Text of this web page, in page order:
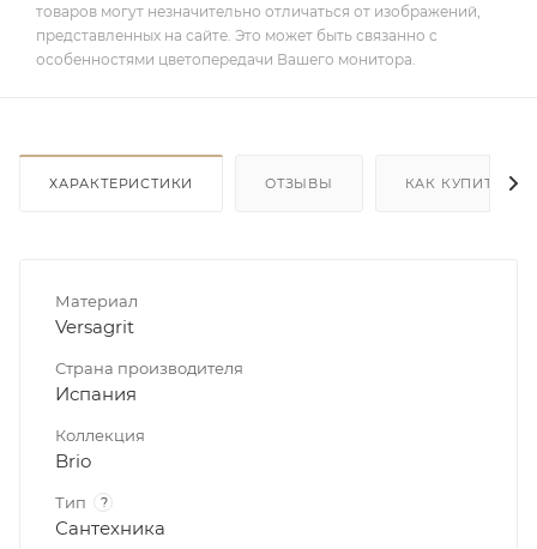
товаров могут незначительно отличаться от изображений,
представленных на сайте. Это может быть связанно с
особенностями цветопередачи Вашего монитора.
ХАРАКТЕРИСТИКИ ОТЗЫВЫ КАК КУПИТЬ
Материал
Versagrit
Страна производителя
Испания
Коллекция
Brio
Тип ?
Сантехника